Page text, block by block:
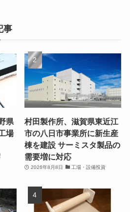
事
県
場
村田製作所、滋賀県東近江
市の八日市事業所に新生産
棟を建設 サーミスタ製品の
需要増に対応
2026年8月8日 工場・設備投資